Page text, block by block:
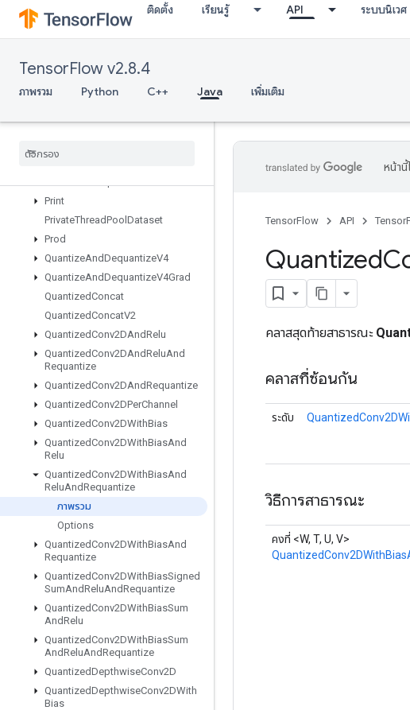
ติดตั้ง เรียนรู้ API ระบบนิเวศ
TensorFlow v2.8.4
ภาพรวม Python C++ Java เพิ่มเติม
ParallelBatchDataset
ParallelConcat
ParseExampleDatasetV2
ParseExampleV2
Placeholder
Print
PrivateThreadPool Dataset
Prod
QuantizeAndDequantizeV4
QuantizeAndDequantizeV4Grad
QuantizedConcat
QuantizedConcatV2
QuantizedConv2DAndRelu
QuantizedConv2DAndReluAnd
Requantize
QuantizedConv2DAndRequantize
QuantizedConv2DPerChannel
QuantizedConv2DWithBias
QuantizedConv2DWithBiasAnd
Relu
QuantizedConv2DWithBiasAnd
ReluAndRequantize
ภาพรวม
Options
QuantizedConv2DWithBiasAnd
Requantize
QuantizedConv2DWithBiasSigned
SumAndReluAndRequantize
QuantizedConv2DWithBiasSum
AndRelu
QuantizedConv2DWithBiasSum
AndReluAndRequantize
QuantizedDepthwiseConv2D
QuantizedDepthwiseConv2DWith
Bias
หน้านี้
TensorFlow API
Quantized
คลาสสุดท้ายสาธารณะ
คลาสที่ซ้อนกัน
ระดับ
วิธีการสาธารณะ
คงที่ <W, T, U, V>